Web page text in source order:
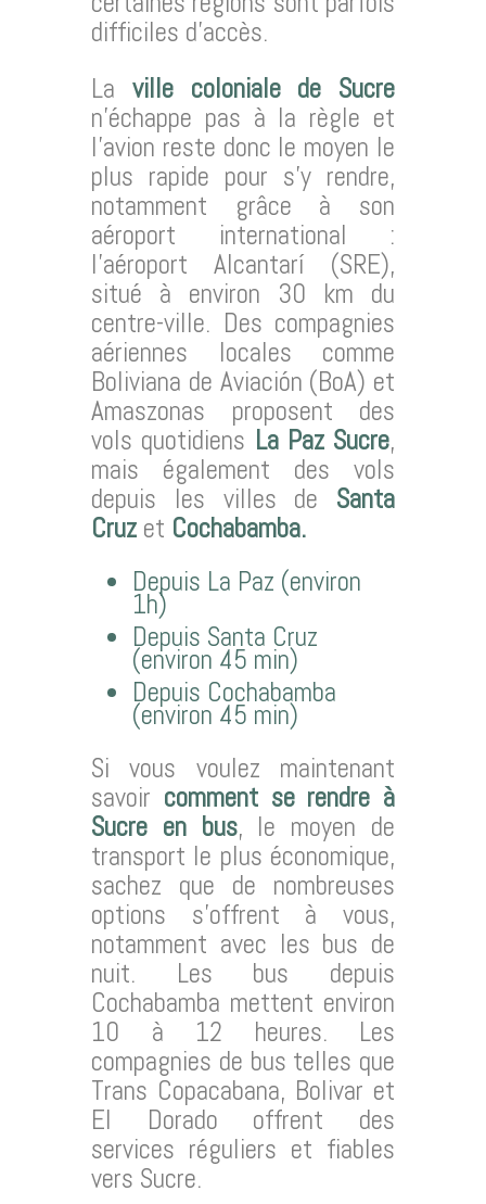
difficiles d’accès.
La ville coloniale de Sucre
n’échappe pas à la règle et
l’avion reste donc le moyen le
plus rapide pour s’y rendre,
notamment grâce à son
aéroport international :
l’aéroport Alcantarí (SRE),
situé à environ 30 km du
centre-ville. Des compagnies
aériennes locales comme
Boliviana de Aviación (BoA) et
Amaszonas proposent des
vols quotidiens La Paz Sucre,
mais également des vols
depuis les villes de Santa
Cruz et Cochabamba.
Depuis La Paz (environ
1h)
Depuis Santa Cruz
(environ 45 min)
Depuis Cochabamba
(environ 45 min)
Si vous voulez maintenant
savoir comment se rendre à
Sucre en bus, le moyen de
transport le plus économique,
sachez que de nombreuses
options s’offrent à vous,
notamment avec les bus de
nuit. Les bus depuis
Cochabamba mettent environ
10 à 12 heures. Les
compagnies de bus telles que
Trans Copacabana, Bolivar et
El Dorado offrent des
services réguliers et fiables
vers Sucre.